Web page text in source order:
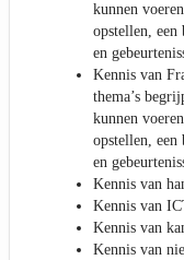
kunnen
opstellen, een
en
Kennis van
thema’s
kunnen
opstellen, een
en
Kennis van
Kennis van
Kennis van
Kennis van